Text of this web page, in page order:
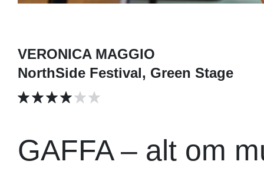
VERONICA MAGGIO
NorthSide Festival, Green Stage
GAFFA – alt om